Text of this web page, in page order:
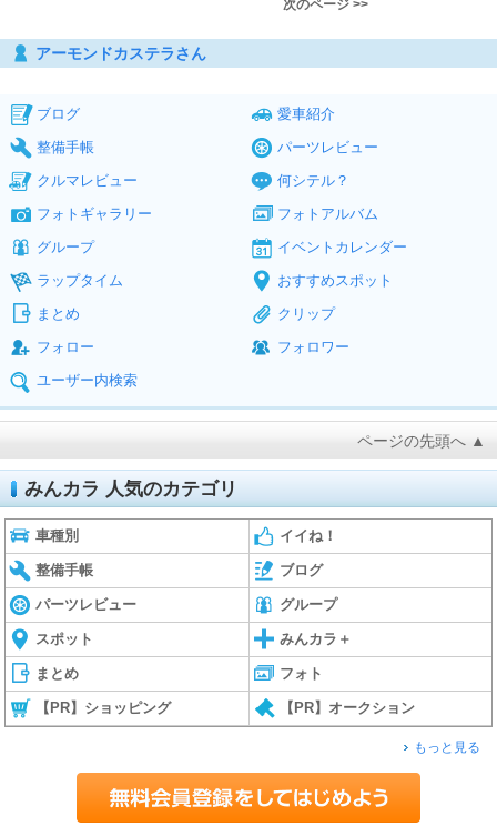
次のページ >>
アーモンドカステラさん
ブログ
愛車紹介
整備手帳
パーツレビュー
クルマレビュー
何シテル？
フォトギャラリー
フォトアルバム
グループ
イベントカレンダー
ラップタイム
おすすめスポット
まとめ
クリップ
フォロー
フォロワー
ユーザー内検索
ページの先頭へ ▲
みんカラ 人気のカテゴリ
車種別 イイね！
整備手帳 ブログ
パーツレビュー グループ
スポット みんカラ＋
まとめ フォト
【PR】ショッピング 【PR】オークション
もっと見る